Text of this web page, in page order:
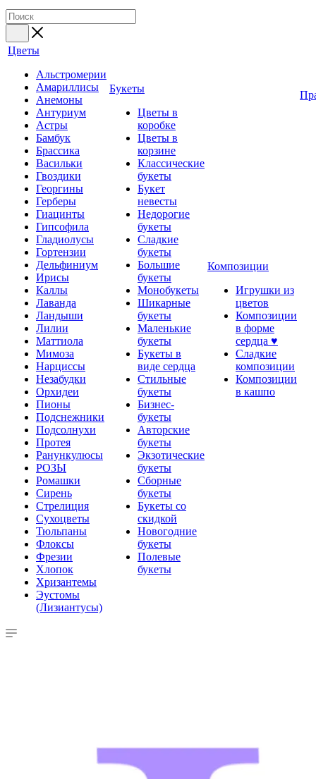
Цветы
Альстромерии
Амариллисы
Анемоны
Антуриум
Астры
Бамбук
Брассика
Васильки
Гвоздики
Георгины
Герберы
Гиацинты
Гипсофила
Гладиолусы
Гортензии
Дельфиниум
Ирисы
Каллы
Лаванда
Ландыши
Лилии
Маттиола
Мимоза
Нарциссы
Незабудки
Орхидеи
Пионы
Подснежники
Подсолнухи
Протея
Ранункулюсы
РОЗЫ
Ромашки
Сирень
Стрелиция
Сухоцветы
Тюльпаны
Флоксы
Фрезии
Хлопок
Хризантемы
Эустомы
(Лизиантусы)
Букеты
Цветы в
коробке
Цветы в
корзине
Классические
букеты
Букет
невесты
Недорогие
букеты
Сладкие
букеты
Большие
букеты
Монобукеты
Шикарные
букеты
Маленькие
букеты
Букеты в
виде сердца
Стильные
букеты
Бизнес-
букеты
Авторские
букеты
Экзотические
букеты
Сборные
букеты
Букеты со
скидкой
Новогодние
букеты
Полевые
букеты
Композиции
Игрушки из
цветов
Композиции
в форме
сердца ♥
Сладкие
композиции
Композиции
в кашпо